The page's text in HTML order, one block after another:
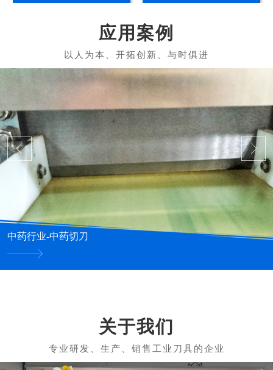
应用案例
中药行业-中药切刀
关于我们